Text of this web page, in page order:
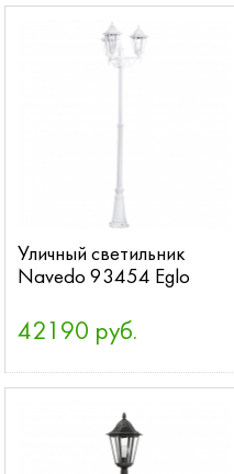
Уличный светильник
Navedo 93454 Eglo
42190 руб.